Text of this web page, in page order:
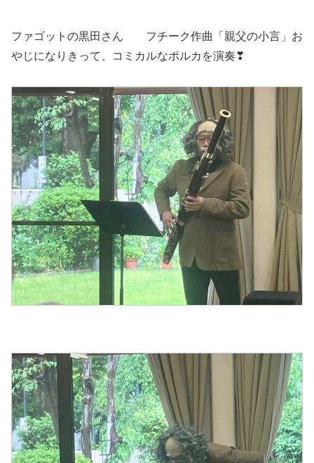
ファゴットの黒田さん フチーク作曲「親父の小言」お
やじになりきって、コミカルなポルカを演奏❣